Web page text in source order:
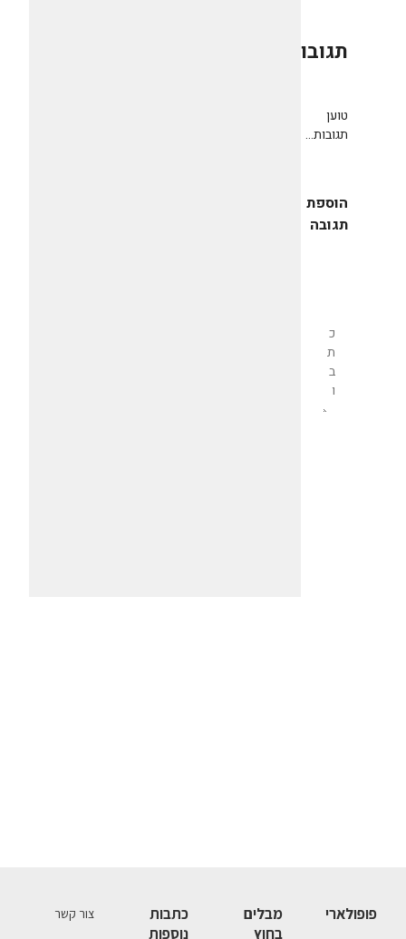
תגובות
טוען
תגובות...
הוספת
תגובה
פופולארי
מבלים
בחוץ
כתבות
נוספות
צור קשר